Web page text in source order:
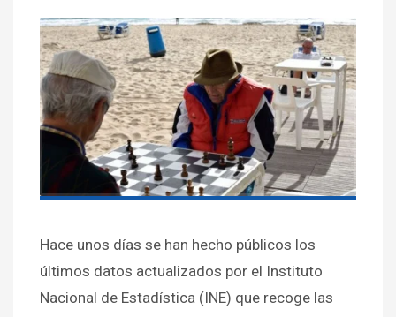
Hace unos días se han hecho públicos los
últimos datos actualizados por el Instituto
Nacional de Estadística (INE) que recoge las